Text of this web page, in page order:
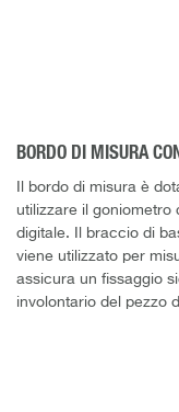
BORDO DI MISURA
Il bordo di misura è
utilizzare il goniometro
digitale. Il braccio di
viene utilizzato per
assicura un fissaggio
involontario del pezzo